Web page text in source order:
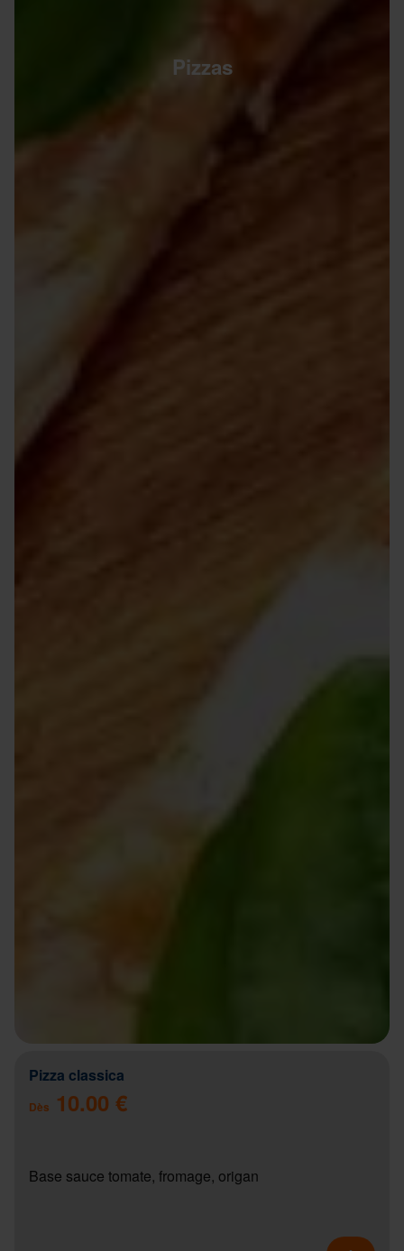
Pizzas
Pizza classica
Dès 10.00 €
Base sauce tomate, fromage, origan